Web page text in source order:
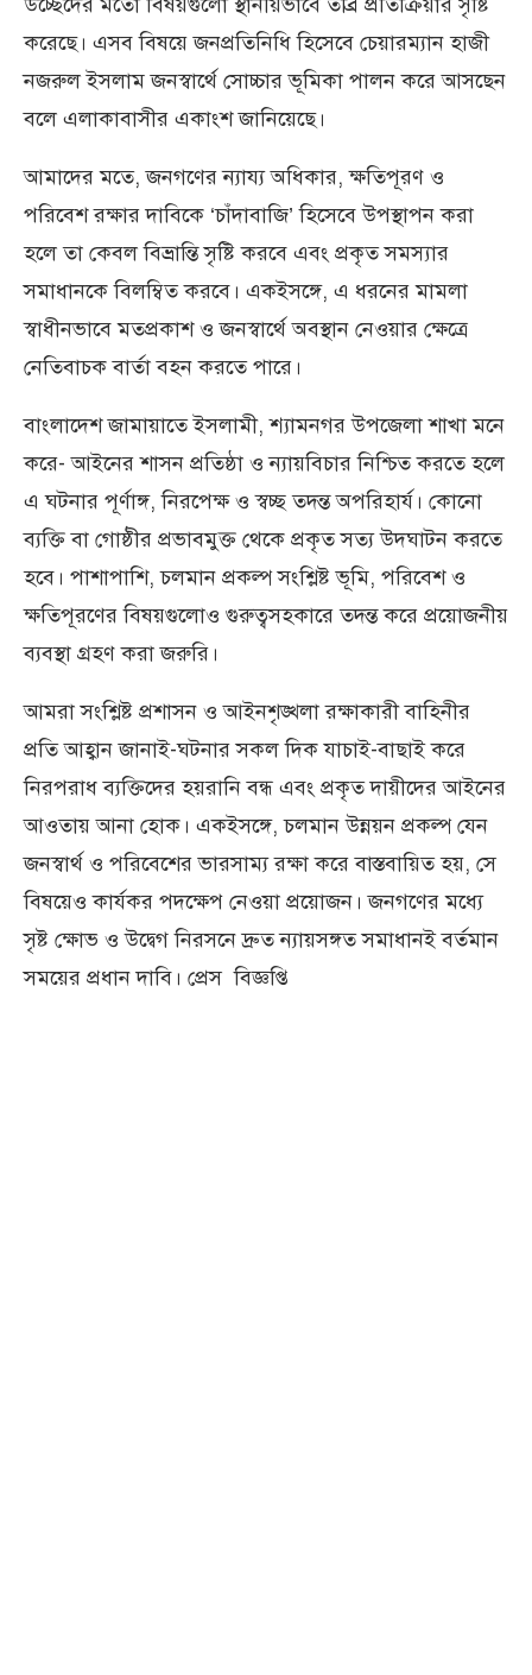
করেছে। এসব বিষয়ে জনপ্রতিনিধি হিসেবে চেয়ারম্যান হাজী
নজরুল ইসলাম জনস্বার্থে সোচ্চার ভূমিকা পালন করে আসছেন
বলে এলাকাবাসীর একাংশ জানিয়েছে।
আমাদের মতে, জনগণের ন্যায্য অধিকার, ক্ষতিপূরণ ও
পরিবেশ রক্ষার দাবিকে ‘চাঁদাবাজি’ হিসেবে উপস্থাপন করা
হলে তা কেবল বিভ্রান্তি সৃষ্টি করবে এবং প্রকৃত সমস্যার
সমাধানকে বিলম্বিত করবে। একইসঙ্গে, এ ধরনের মামলা
স্বাধীনভাবে মতপ্রকাশ ও জনস্বার্থে অবস্থান নেওয়ার ক্ষেত্রে
নেতিবাচক বার্তা বহন করতে পারে।
বাংলাদেশ জামায়াতে ইসলামী, শ্যামনগর উপজেলা শাখা মনে
করে- আইনের শাসন প্রতিষ্ঠা ও ন্যায়বিচার নিশ্চিত করতে হলে
এ ঘটনার পূর্ণাঙ্গ, নিরপেক্ষ ও স্বচ্ছ তদন্ত অপরিহার্য। কোনো
ব্যক্তি বা গোষ্ঠীর প্রভাবমুক্ত থেকে প্রকৃত সত্য উদঘাটন করতে
হবে। পাশাপাশি, চলমান প্রকল্প সংশ্লিষ্ট ভূমি, পরিবেশ ও
ক্ষতিপূরণের বিষয়গুলোও গুরুত্বসহকারে তদন্ত করে প্রয়োজনীয়
ব্যবস্থা গ্রহণ করা জরুরি।
আমরা সংশ্লিষ্ট প্রশাসন ও আইনশৃঙ্খলা রক্ষাকারী বাহিনীর
প্রতি আহ্বান জানাই-ঘটনার সকল দিক যাচাই-বাছাই করে
নিরপরাধ ব্যক্তিদের হয়রানি বন্ধ এবং প্রকৃত দায়ীদের আইনের
আওতায় আনা হোক। একইসঙ্গে, চলমান উন্নয়ন প্রকল্প যেন
জনস্বার্থ ও পরিবেশের ভারসাম্য রক্ষা করে বাস্তবায়িত হয়, সে
বিষয়েও কার্যকর পদক্ষেপ নেওয়া প্রয়োজন। জনগণের মধ্যে
সৃষ্ট ক্ষোভ ও উদ্বেগ নিরসনে দ্রুত ন্যায়সঙ্গত সমাধানই বর্তমান
সময়ের প্রধান দাবি। প্রেস বিজ্ঞপ্তি